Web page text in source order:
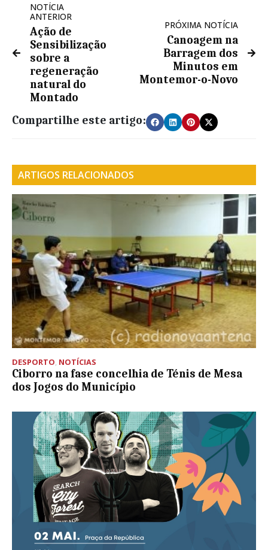
NOTÍCIA
ANTERIOR
Ação de
Sensibilização
sobre a
regeneração
natural do
Montado
PRÓXIMA NOTÍCIA
Canoagem na
Barragem dos
Minutos em
Montemor-o-Novo
Compartilhe este artigo:
ARTIGOS RELACIONADOS
DESPORTO, NOTÍCIAS
Ciborro na fase concelhia de Ténis de Mesa
dos Jogos do Município